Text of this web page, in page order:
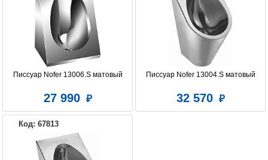
Писсуар Nofer 13006.S матовый
27 990
Писсуар Nofer 13004.S матовый
32 570
Код: 67813